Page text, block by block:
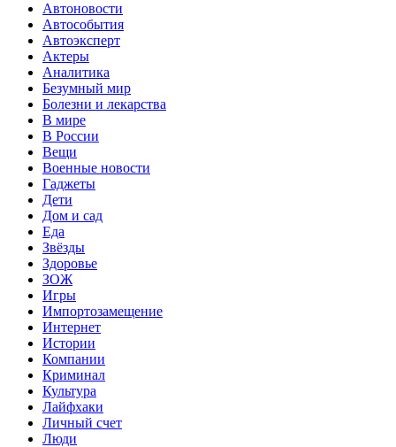
Автоновости
Автособытия
Автоэксперт
Актеры
Аналитика
Безумный мир
Болезни и лекарства
В мире
В России
Вещи
Военные новости
Гаджеты
Дети
Дом и сад
Еда
Звёзды
Здоровье
ЗОЖ
Игры
Импортозамещение
Интернет
Истории
Компании
Криминал
Культура
Лайфхаки
Личный счет
Люди